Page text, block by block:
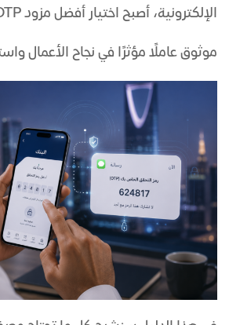
الإلكترونية، أصبح اختيار أفضل مزود OTP
موثوق عاملًا مؤثرًا في نجاح الأعمال